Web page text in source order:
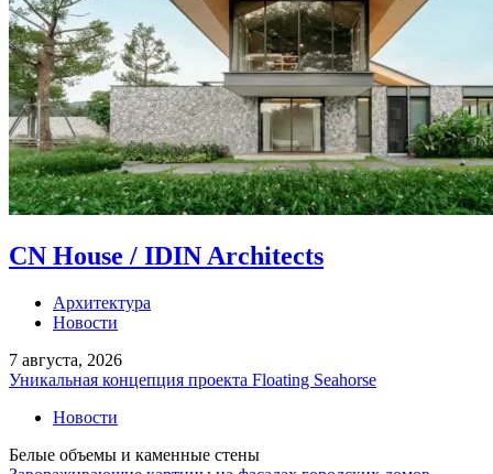
CN House / IDIN Architects
Архитектура
Новости
7 августа, 2026
Уникальная концепция проекта Floating Seahorse
Новости
Белые объемы и каменные стены